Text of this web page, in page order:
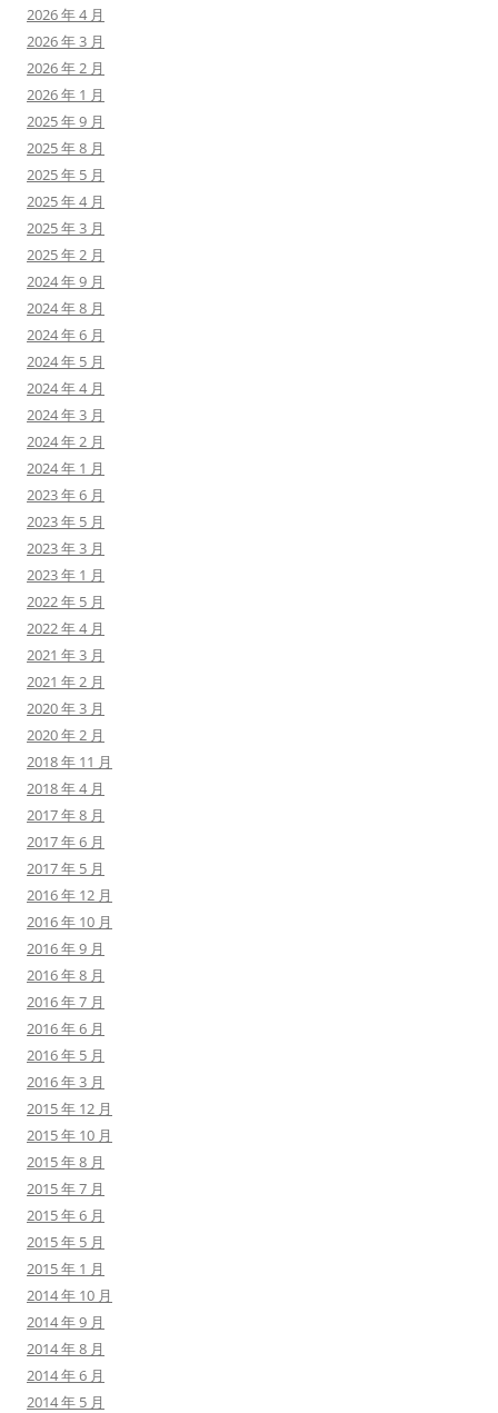
2026 年 4 月
2026 年 3 月
2026 年 2 月
2026 年 1 月
2025 年 9 月
2025 年 8 月
2025 年 5 月
2025 年 4 月
2025 年 3 月
2025 年 2 月
2024 年 9 月
2024 年 8 月
2024 年 6 月
2024 年 5 月
2024 年 4 月
2024 年 3 月
2024 年 2 月
2024 年 1 月
2023 年 6 月
2023 年 5 月
2023 年 3 月
2023 年 1 月
2022 年 5 月
2022 年 4 月
2021 年 3 月
2021 年 2 月
2020 年 3 月
2020 年 2 月
2018 年 11 月
2018 年 4 月
2017 年 8 月
2017 年 6 月
2017 年 5 月
2016 年 12 月
2016 年 10 月
2016 年 9 月
2016 年 8 月
2016 年 7 月
2016 年 6 月
2016 年 5 月
2016 年 3 月
2015 年 12 月
2015 年 10 月
2015 年 8 月
2015 年 7 月
2015 年 6 月
2015 年 5 月
2015 年 1 月
2014 年 10 月
2014 年 9 月
2014 年 8 月
2014 年 6 月
2014 年 5 月